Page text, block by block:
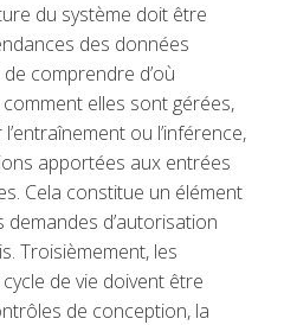
du système doit être
des données
comprendre d’où
elles sont gérées,
ou l’inférence,
apportées aux entrées
Cela constitue un élément
d’autorisation
Troisièmement, les
de vie doivent être
de conception, la